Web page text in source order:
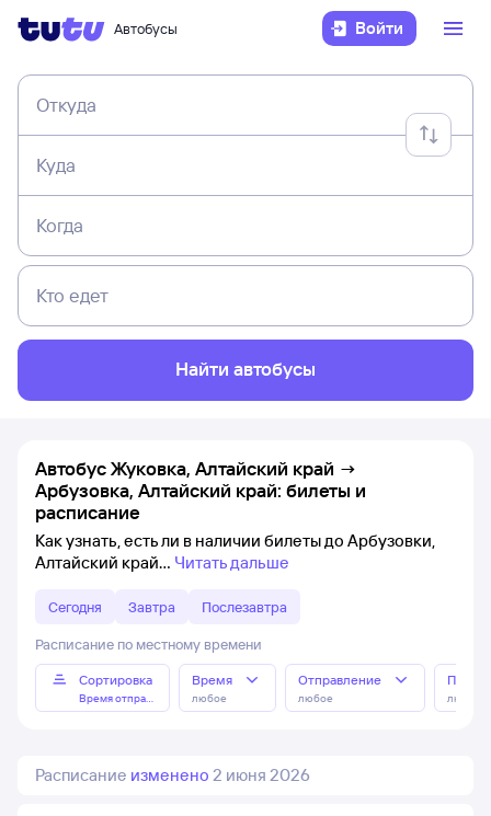
Автобусы Войти
Откуда
Куда
Когда
Кто едет
Найти автобусы
Автобус Жуковка, Алтайский край →
Арбузовка, Алтайский край: билеты и
расписание
Как узнать, есть ли в наличии билеты до Арбузовки,
Алтайский край
Читать дальше
Сегодня Завтра Послезавтра
Расписание по местному времени
Сортировка
Время отправления
Время
любое
Отправление
любое любое
Расписание изменено 2 июня 2026